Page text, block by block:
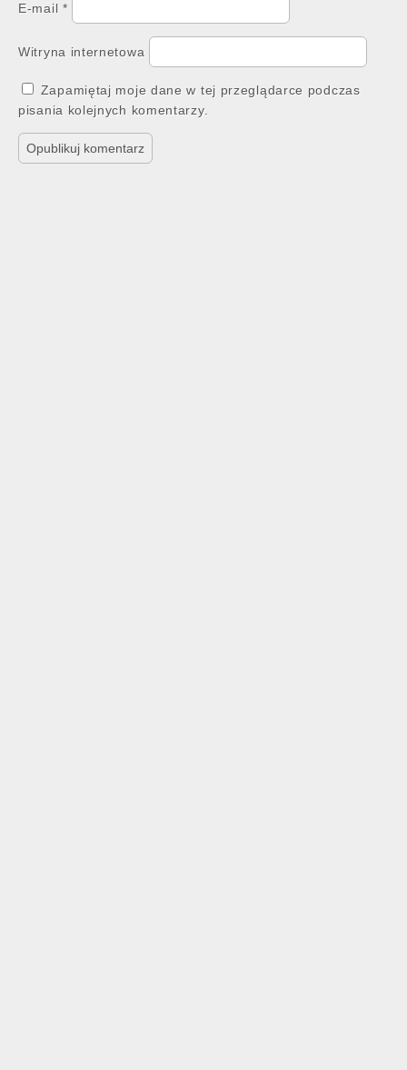
E-mail *
Witryna internetowa
Zapamiętaj moje dane w tej przeglądarce podczas
pisania kolejnych komentarzy.